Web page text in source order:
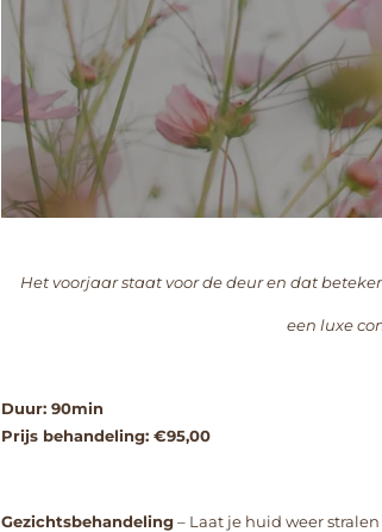
Het voorjaar staat voor de deur en dat
een luxe
Duur: 90min
Prijs behandeling: €95,00
Gezichtsbehandeling– Laat je huid weer